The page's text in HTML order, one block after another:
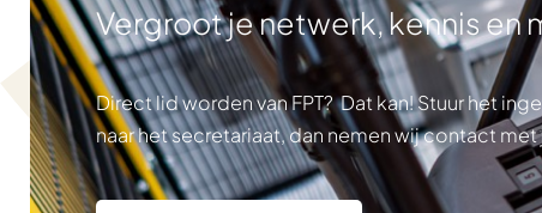
Vergroot je netwerk, kennis en
Direct lid worden van FPT? Dat kan! Stuur het
naar het secretariaat, dan nemen wij contact met